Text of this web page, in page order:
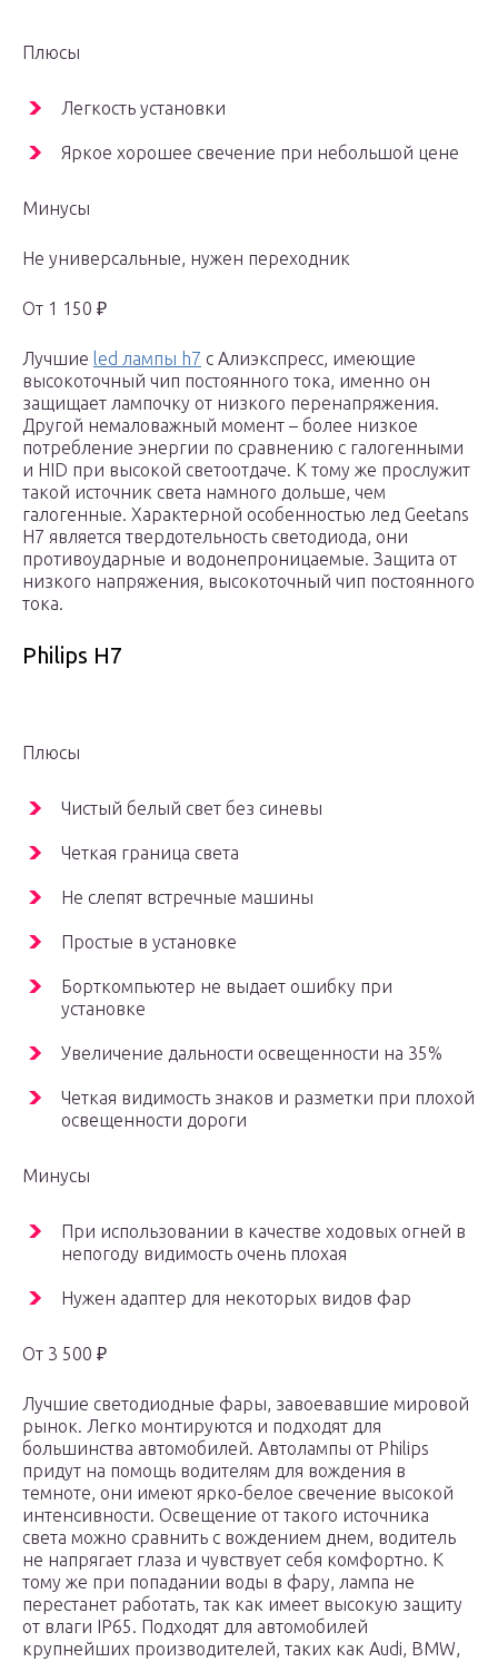
Плюсы
Легкость установки
Яркое хорошее свечение при небольшой цене
Минусы
Не универсальные, нужен переходник
От 1 150 ₽
Лучшие led лампы h7 с Алиэкспресс, имеющие
высокоточный чип постоянного тока, именно он
защищает лампочку от низкого перенапряжения.
Другой немаловажный момент – более низкое
потребление энергии по сравнению с галогенными
и HID при высокой светоотдаче. К тому же прослужит
такой источник света намного дольше, чем
галогенные. Характерной особенностью лед Geetans
H7 является твердотельность светодиода, они
противоударные и водонепроницаемые. Защита от
низкого напряжения, высокоточный чип постоянного
тока.
Philips H7
Плюсы
Чистый белый свет без синевы
Четкая граница света
Не слепят встречные машины
Простые в установке
Борткомпьютер не выдает ошибку при
установке
Увеличение дальности освещенности на 35%
Четкая видимость знаков и разметки при плохой
освещенности дороги
Минусы
При использовании в качестве ходовых огней в
непогоду видимость очень плохая
Нужен адаптер для некоторых видов фар
От 3 500 ₽
Лучшие светодиодные фары, завоевавшие мировой
рынок. Легко монтируются и подходят для
большинства автомобилей. Автолампы от Philips
придут на помощь водителям для вождения в
темноте, они имеют ярко-белое свечение высокой
интенсивности. Освещение от такого источника
света можно сравнить с вождением днем, водитель
не напрягает глаза и чувствует себя комфортно. К
тому же при попадании воды в фару, лампа не
перестанет работать, так как имеет высокую защиту
от влаги IP65. Подходят для автомобилей
крупнейших производителей, таких как Audi, BMW,